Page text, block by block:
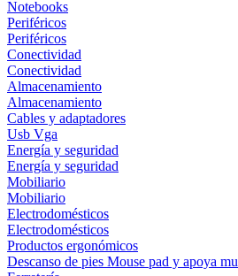
Notebooks
Periféricos
Periféricos
Conectividad
Conectividad
Almacenamiento
Almacenamiento
Cables y adaptadores
Usb Vga
Energía y seguridad
Energía y seguridad
Mobiliario
Mobiliario
Electrodomésticos
Electrodomésticos
Productos ergonómicos
Descanso de pies Mouse pad y apoya